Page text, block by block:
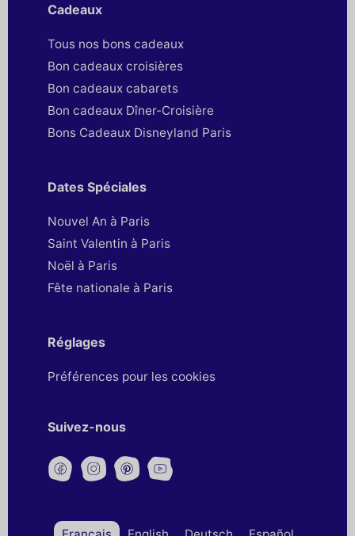
Cadeaux
Tous nos bons cadeaux
Bon cadeaux croisières
Bon cadeaux cabarets
Bon cadeaux Dîner-Croisière
Bons Cadeaux Disneyland Paris
Dates Spéciales
Nouvel An à Paris
Saint Valentin à Paris
Noël à Paris
Fête nationale à Paris
Réglages
Préférences pour les cookies
Suivez-nous